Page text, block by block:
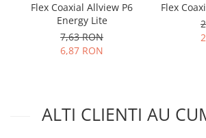
Rama mijloc telefon
Samsung
Flex Coaxial Allview P6
Energy Lite
7,63 RON
6,87 RON
ALTI CLIENTI AU